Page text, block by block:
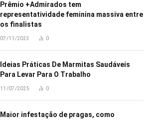
Prêmio +Admirados tem
representatividade feminina massiva entre
os finalistas
07/11/2023 0
Ideias Práticas De Marmitas Saudáveis
Para Levar Para O Trabalho
11/07/2025 0
Maior infestação de pragas, como